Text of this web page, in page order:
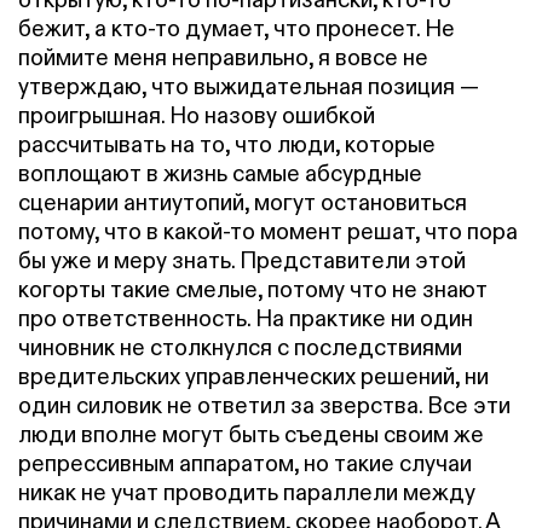
бежит, а кто-то думает, что пронесет. Не
поймите меня неправильно, я вовсе не
утверждаю, что выжидательная позиция —
проигрышная. Но назову ошибкой
рассчитывать на то, что люди, которые
воплощают в жизнь самые абсурдные
сценарии антиутопий, могут остановиться
потому, что в какой-то момент решат, что пора
бы уже и меру знать. Представители этой
когорты такие смелые, потому что не знают
про ответственность. На практике ни один
чиновник не столкнулся с последствиями
вредительских управленческих решений, ни
один силовик не ответил за зверства. Все эти
люди вполне могут быть съедены своим же
репрессивным аппаратом, но такие случаи
никак не учат проводить параллели между
причинами и следствием, скорее наоборот. А